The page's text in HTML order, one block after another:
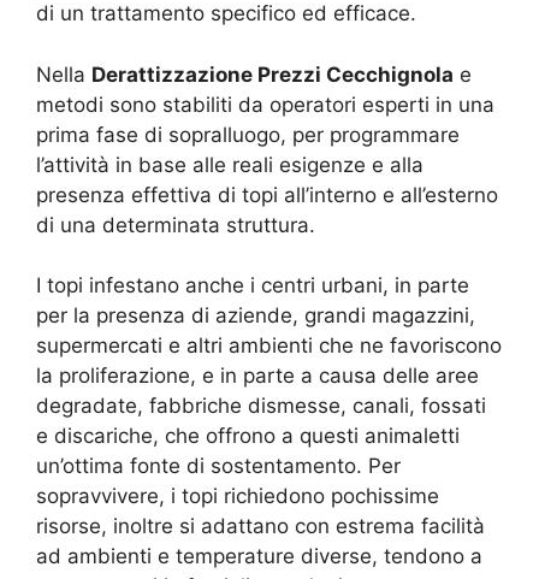
di un trattamento specifico ed efficace.
Nella Derattizzazione Prezzi Cecchignola e
metodi sono stabiliti da operatori esperti in una
prima fase di sopralluogo, per programmare
l’attività in base alle reali esigenze e alla
presenza effettiva di topi all’interno e all’esterno
di una determinata struttura.
I topi infestano anche i centri urbani, in parte
per la presenza di aziende, grandi magazzini,
supermercati e altri ambienti che ne favoriscono
la proliferazione, e in parte a causa delle aree
degradate, fabbriche dismesse, canali, fossati
e discariche, che offrono a questi animaletti
un’ottima fonte di sostentamento. Per
sopravvivere, i topi richiedono pochissime
risorse, inoltre si adattano con estrema facilità
ad ambienti e temperature diverse, tendono a